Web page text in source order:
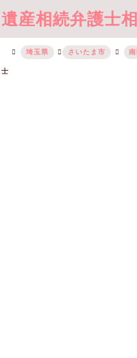
遺産相続弁護士
埼玉県 さいたま市
士